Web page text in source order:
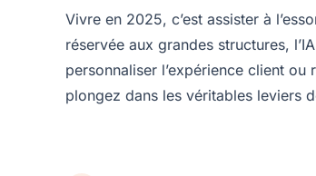
Vivre en 2025, c’est assister à
réservée aux grandes structures,
personnaliser l’expérience client
plongez dans les véritables leviers